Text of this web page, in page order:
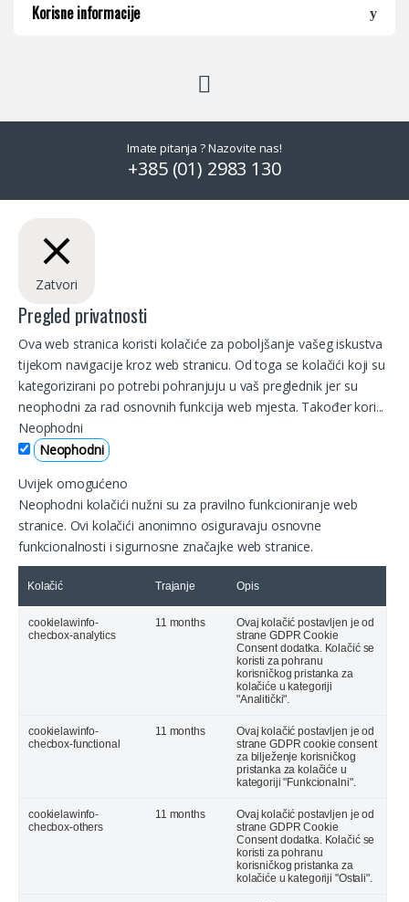
Korisne informacije
Imate pitanja ? Nazovite nas!
+385 (01) 2983 130
Zatvori
Pregled privatnosti
Ova web stranica koristi kolačiće za poboljšanje vašeg iskustva
tijekom navigacije kroz web stranicu. Od toga se kolačići koji su
kategorizirani po potrebi pohranjuju u vaš preglednik jer su
neophodni za rad osnovnih funkcija web mjesta. Također kori...
Neophodni
Neophodni
Uvijek omogućeno
Neophodni kolačići nužni su za pravilno funkcioniranje web
stranice. Ovi kolačići anonimno osiguravaju osnovne
funkcionalnosti i sigurnosne značajke web stranice.
Kolačić Trajanje Opis
cookielawinfo-
checbox-analytics
11 months
Ovaj kolačić postavljen je od
strane GDPR Cookie
Consent dodatka. Kolačić se
koristi za pohranu
korisničkog pristanka za
kolačiće u kategoriji
"Analitički".
cookielawinfo-
checbox-functional
11 months
Ovaj kolačić postavljen je od
strane GDPR cookie consent
za bilježenje korisničkog
pristanka za kolačiće u
kategoriji "Funkcionalni".
cookielawinfo-
checbox-others
11 months
Ovaj kolačić postavljen je od
strane GDPR Cookie
Consent dodatka. Kolačić se
koristi za pohranu
korisničkog pristanka za
kolačiće u kategoriji "Ostali".